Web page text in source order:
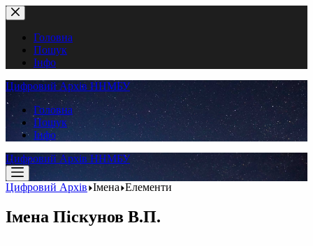
Перейти
до
вмістуГоловна
Пошук
Інфо
Цифровий Архів ННМБУ
Головна
Пошук
Інфо
Цифровий Архів ННМБУ
Цифровий Архів Імена Елементи
Імена Піскунов В.П.